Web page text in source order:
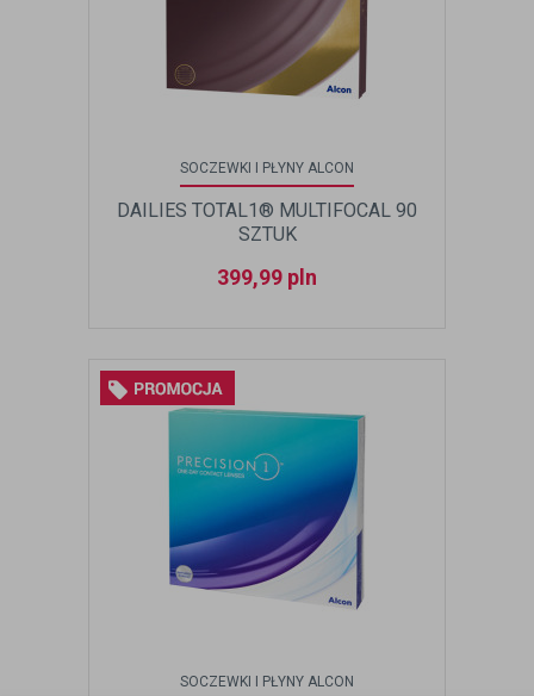
SOCZEWKI I PŁYNY ALCON
DAILIES TOTAL1® MULTIFOCAL 90
SZTUK
399,99 pln
SOCZEWKI I PŁYNY ALCON